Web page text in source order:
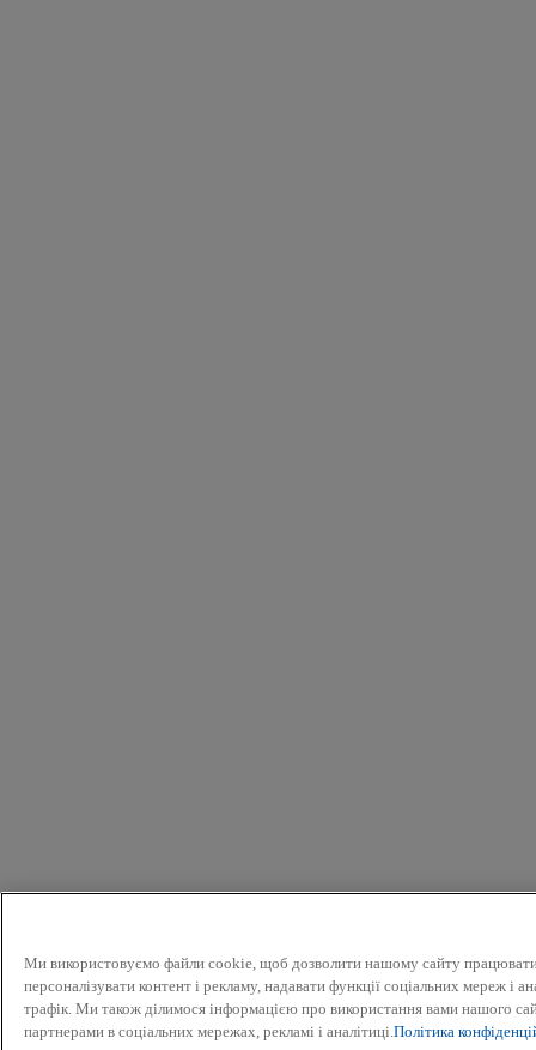
Ми використовуємо файли cookie, щоб дозволити нашому сайту
персоналізувати контент і рекламу, надавати функції соціальних мереж і
трафік. Ми також ділимося інформацією про використання вами нашого
партнерами в соціальних мережах, рекламі і аналітиці. Політика